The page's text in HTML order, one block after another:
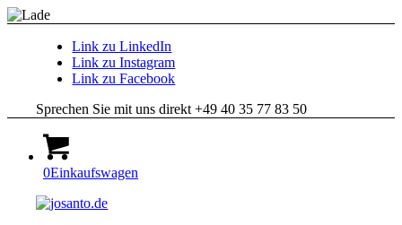
Link zu LinkedIn
Link zu Instagram
Link zu Facebook
Sprechen Sie mit uns direkt +49 40 35 77 83 50
0Einkaufswagen